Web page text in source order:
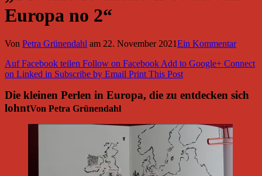
Europa no 2“
Von Petra Grünendahl am 22. November 2021Ein Kommentar
Auf Facebook teilen Follow on FacebookAdd to Google+ Connect
on Linked in Subscribe by Email Print This Post
Die kleinen Perlen in Europa, die zu entdecken sich
lohntVon Petra Grünendahl